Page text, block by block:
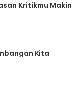
Kritikmu Makin
Kita